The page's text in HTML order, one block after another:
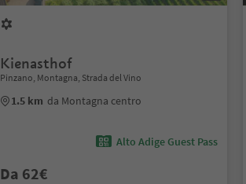
Kienasthof
Pinzano, Montagna, Strada del Vino
1.5 km da Montagna centro
Alto Adige Guest Pass
Da 62€